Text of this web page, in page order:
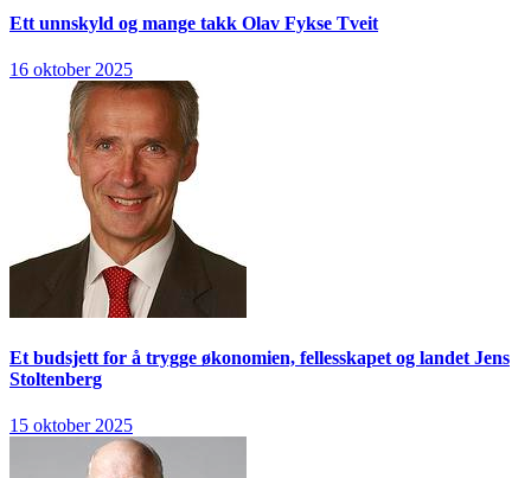
Ett unnskyld og mange takk Olav Fykse Tveit
16 oktober 2025
Et budsjett for å trygge økonomien, fellesskapet og landet Jens
Stoltenberg
15 oktober 2025